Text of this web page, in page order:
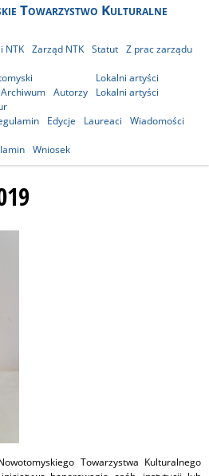
Towarzystwo Kulturalne
NTK Zarząd NTK Statut Z prac zarządu
Archiwum Autorzy
Lokalni artyści
Lokalni artyści
Edycje Laureaci
Wiadomości
Wniosek
Towarzystwa Kulturalnego